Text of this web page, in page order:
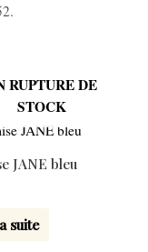
RUPTURE DE
STOCK
JANE bleu
suite